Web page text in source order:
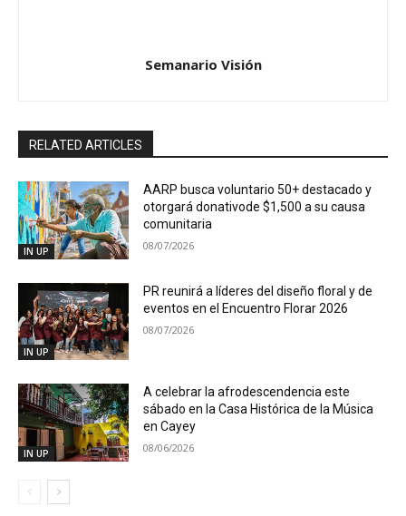
Semanario Visión
RELATED ARTICLES
IN UP
AARP busca voluntario 50+ destacado y
otorgará donativode $1,500 a su causa
comunitaria
08/07/2026
IN UP
PR reunirá a líderes del diseño floral y de
eventos en el Encuentro Florar 2026
08/07/2026
IN UP
A celebrar la afrodescendencia este
sábado en la Casa Histórica de la Música
en Cayey
08/06/2026